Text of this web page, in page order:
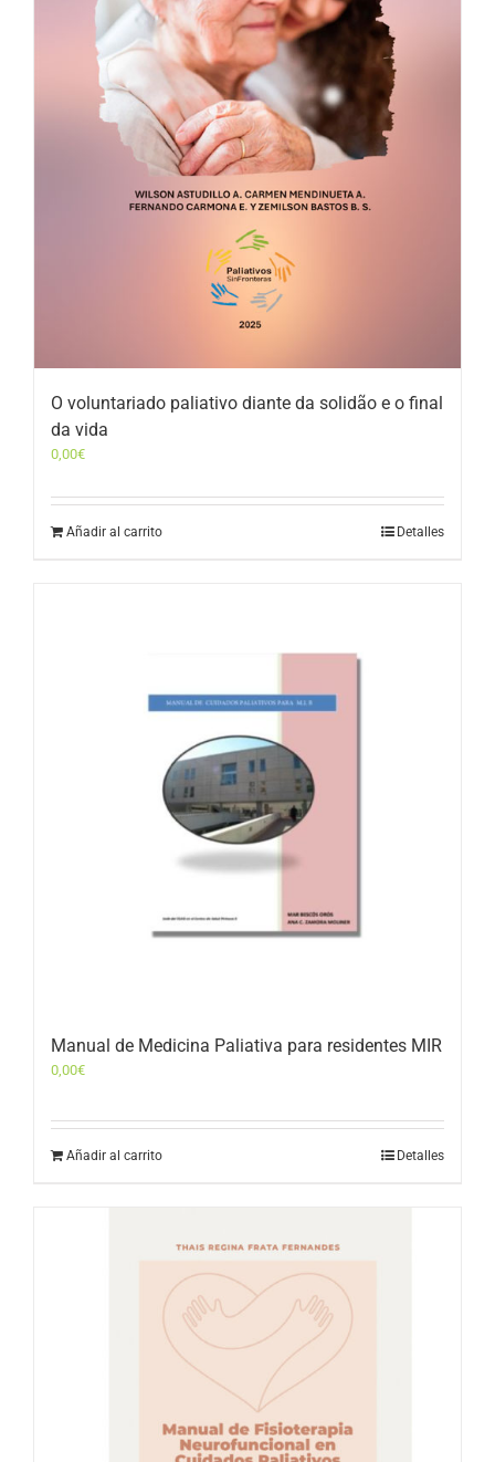
O voluntariado paliativo diante da solidão e o final
da vida
0,00€
Añadir al carrito Detalles
Manual de Medicina Paliativa para residentes MIR
0,00€
Añadir al carrito Detalles